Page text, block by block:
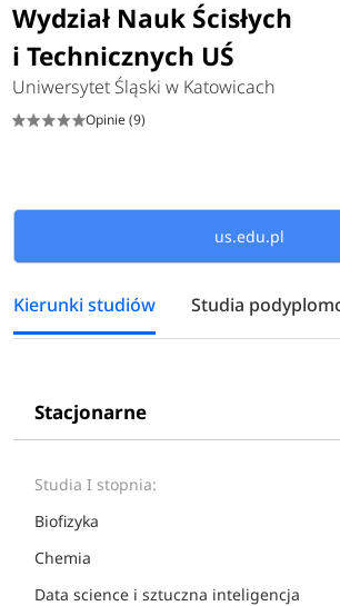
Wydział Nauk Ścisłych
i Technicznych UŚ
Uniwersytet Śląski w Katowicach
Opinie (9)
us.edu.pl
Kierunki studiów Studia
Stacjonarne
Studia I stopnia:
Biofizyka
Chemia
Data science i sztuczna inteligencja